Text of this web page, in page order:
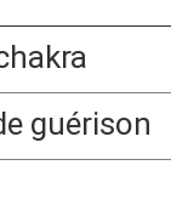
guérison